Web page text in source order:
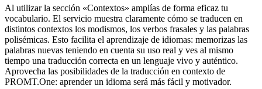
Al utilizar la sección «Contextos» amplías de forma eficaz tu
vocabulario. El servicio muestra claramente cómo se traducen en
distintos contextos los modismos, los verbos frasales y las palabras
polisémicas. Esto facilita el aprendizaje de idiomas: memorizas las
palabras nuevas teniendo en cuenta su uso real y ves al mismo
tiempo una traducción correcta en un lenguaje vivo y auténtico.
Aprovecha las posibilidades de la traducción en contexto de
PROMT.One: aprender un idioma será más fácil y motivador.